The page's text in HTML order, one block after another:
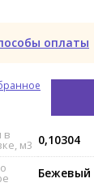
оплаты
в
м3 0,10304
Бежевый